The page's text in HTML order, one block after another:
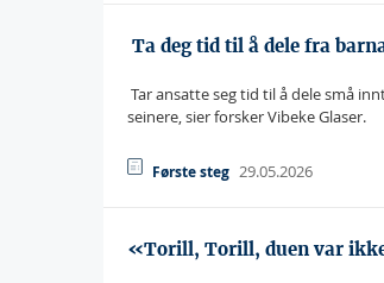
 Ta deg tid til å dele fra
 Tar ansatte seg tid til å dele små
seinere, sier forsker Vibeke Glaser.
Første steg 29.05.2026
«Torill, Torill, duen var